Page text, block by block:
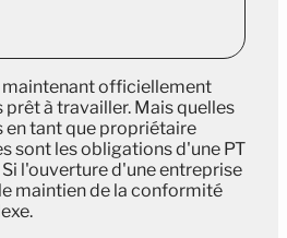
officiellement
à travailler. Mais quelles
tant que propriétaire
sont les obligations d'une PT
l'ouverture d'une entreprise
maintien de la conformité